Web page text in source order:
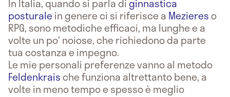
In Italia, quando si parla diginnastica
posturale in genere ci si riferisce a Meziereso
RPG, sono metodiche efficaci, ma lunghe e a
volte un po' noiose, che richiedono da parte
tua costanza e impegno.
Le mie personali preferenze vanno al metodo
Feldenkraische funziona altrettanto bene, a
volte in meno tempo e spesso è meglio